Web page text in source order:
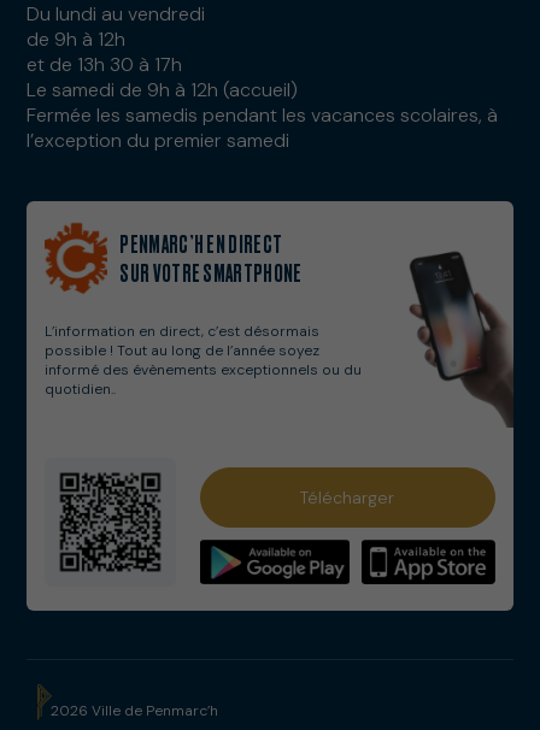
Services municipaux
Numéros utiles
Du lundi au vendredi
de 9h à 12h
et de 13h 30 à 17h
Le samedi de 9h à 12h (accueil)
Fermée les samedis pendant les vacances scolaires, à
l’exception du premier samedi
PENMARC’H EN DIRECT
SUR VOTRE SMARTPHONE
L’information en direct, c’est désormais
possible ! Tout au long de l’année soyez
informé des évènements exceptionnels ou du
quotidien..
Télécharger
2026 Ville de Penmarc’h